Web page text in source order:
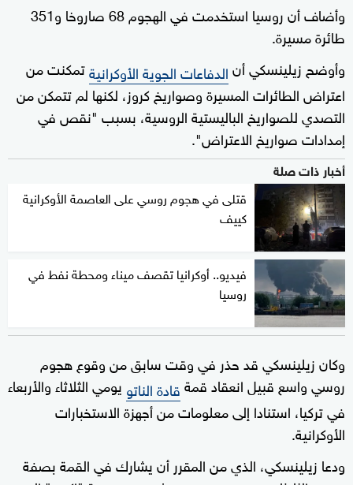
وأضاف أن روسيا استخدمت في الهجوم 68 صاروخا و351
طائرة مسيرة.
وأوضح زيلينسكي أنالدفاعات الجوية الأوكرانيةتمكنت من
اعتراض الطائرات المسيرة وصواريخ كروز، لكنها لم تتمكن من
التصدي للصواريخ الباليستية الروسية، بسبب "نقص في
إمدادات صواريخ الاعتراض".
أخبار ذات صلة
قتلى في هجوم روسي على العاصمة الأوكرانية
كييف
فيديو.. أوكرانيا تقصف ميناء ومحطة نفط في
روسيا
وكان زيلينسكي قد حذر في وقت سابق من وقوع هجوم
روسي واسع قبيل انعقاد قمةقادة الناتو يومي الثلاثاء والأربعاء
في تركيا، استنادا إلى معلومات من أجهزة الاستخبارات
الأوكرانية.
ودعا زيلينسكي، الذي من المقرر أن يشارك في القمة بصفة